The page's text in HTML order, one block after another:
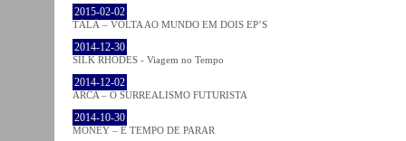
2015-02-02
TĀLĀ – VOLTA AO MUNDO EM DOIS EP’S
2014-12-30
SILK RHODES - Viagem no Tempo
2014-12-02
ARCA – O SURREALISMO FUTURISTA
2014-10-30
MONEY – É TEMPO DE PARAR